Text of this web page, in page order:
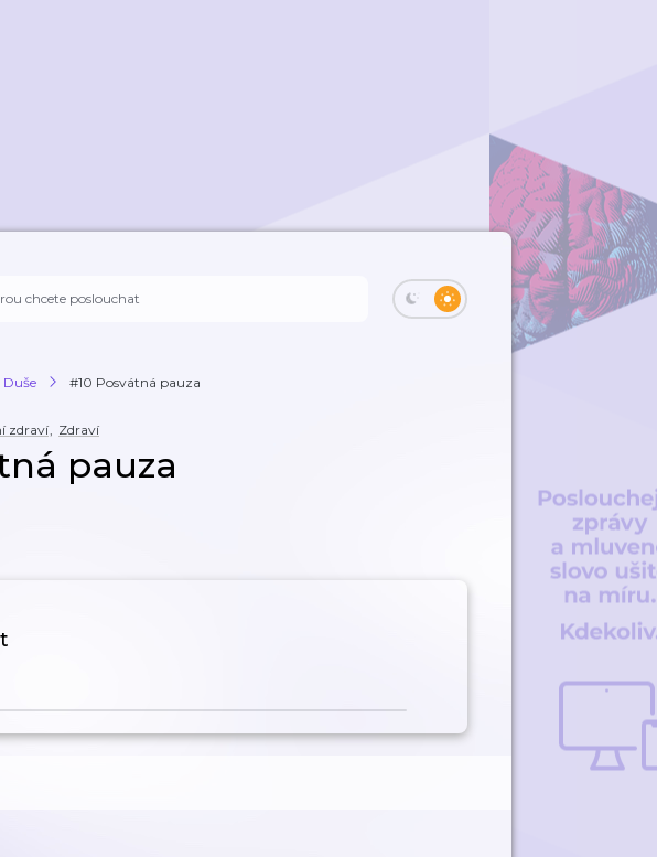
Duše #10 Posvátná pauza
zdraví, Zdraví
pauza